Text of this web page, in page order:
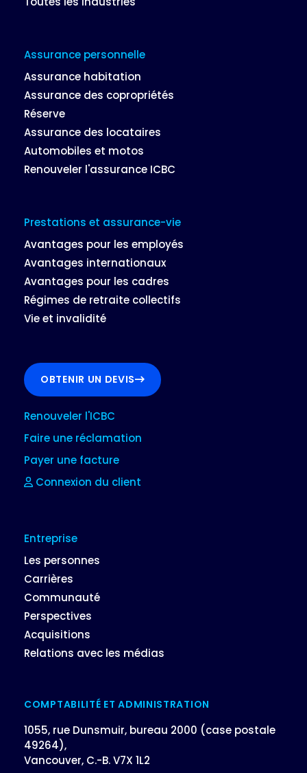
Assurance personnelle
Assurance habitation
Assurance des copropriétés
Réserve
Assurance des locataires
Automobiles et motos
Renouveler l'assurance ICBC
Prestations et assurance-vie
Avantages pour les employés
Avantages internationaux
Avantages pour les cadres
Régimes de retraite collectifs
Vie et invalidité
OBTENIR UN DEVIS
Renouveler l'ICBC
Faire une réclamation
Payer une facture
Connexion du client
Entreprise
Les personnes
Carrières
Communauté
Perspectives
Acquisitions
Relations avec les médias
COMPTABILITÉ ET ADMINISTRATION
1055, rue Dunsmuir, bureau 2000 (case postale
49264),
Vancouver, C.-B. V7X 1L2